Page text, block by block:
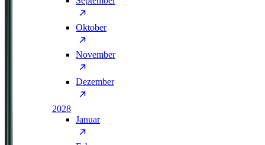
Oktober
November
Dezember
2028
Januar